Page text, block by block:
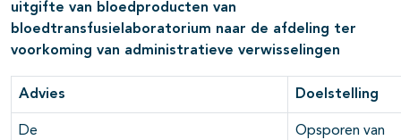
uitgifte van bloedproducten van
bloedtransfusielaboratorium naar de afdeling ter
voorkoming van administratieve verwisselingen
Advies Doelstelling
De
Opsporen van